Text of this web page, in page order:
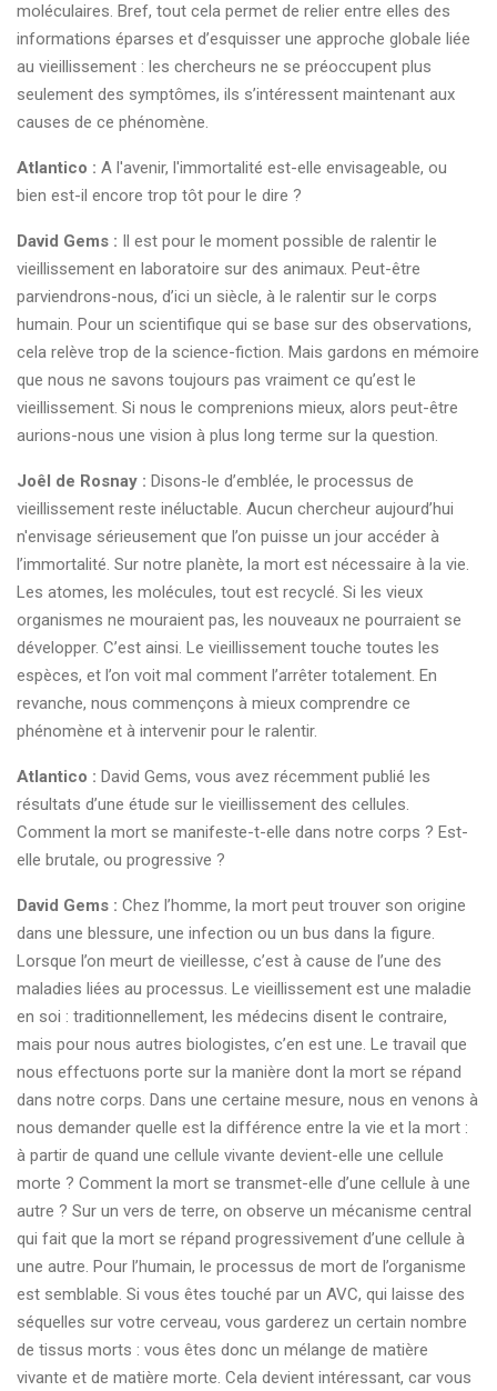
moléculaires. Bref, tout cela permet de relier entre elles des
informations éparses et d’esquisser une approche globale liée
au vieillissement : les chercheurs ne se préoccupent plus
seulement des symptômes, ils s’intéressent maintenant aux
causes de ce phénomène.
Atlantico : A l'avenir, l'immortalité est-elle envisageable, ou
bien est-il encore trop tôt pour le dire ?
David Gems : Il est pour le moment possible de ralentir le
vieillissement en laboratoire sur des animaux. Peut-être
parviendrons-nous, d’ici un siècle, à le ralentir sur le corps
humain. Pour un scientifique qui se base sur des observations,
cela relève trop de la science-fiction. Mais gardons en mémoire
que nous ne savons toujours pas vraiment ce qu’est le
vieillissement. Si nous le comprenions mieux, alors peut-être
aurions-nous une vision à plus long terme sur la question.
Joêl de Rosnay : Disons-le d’emblée, le processus de
vieillissement reste inéluctable. Aucun chercheur aujourd’hui
n'envisage sérieusement que l’on puisse un jour accéder à
l’immortalité. Sur notre planète, la mort est nécessaire à la vie.
Les atomes, les molécules, tout est recyclé. Si les vieux
organismes ne mouraient pas, les nouveaux ne pourraient se
développer. C’est ainsi. Le vieillissement touche toutes les
espèces, et l’on voit mal comment l’arrêter totalement. En
revanche, nous commençons à mieux comprendre ce
phénomène et à intervenir pour le ralentir.
Atlantico : David Gems, vous avez récemment publié les
résultats d’une étude sur le vieillissement des cellules.
Comment la mort se manifeste-t-elle dans notre corps ? Est-
elle brutale, ou progressive ?
David Gems : Chez l’homme, la mort peut trouver son origine
dans une blessure, une infection ou un bus dans la figure.
Lorsque l’on meurt de vieillesse, c’est à cause de l’une des
maladies liées au processus. Le vieillissement est une maladie
en soi : traditionnellement, les médecins disent le contraire,
mais pour nous autres biologistes, c’en est une. Le travail que
nous effectuons porte sur la manière dont la mort se répand
dans notre corps. Dans une certaine mesure, nous en venons à
nous demander quelle est la différence entre la vie et la mort :
à partir de quand une cellule vivante devient-elle une cellule
morte ? Comment la mort se transmet-elle d’une cellule à une
autre ? Sur un vers de terre, on observe un mécanisme central
qui fait que la mort se répand progressivement d’une cellule à
une autre. Pour l’humain, le processus de mort de l’organisme
est semblable. Si vous êtes touché par un AVC, qui laisse des
séquelles sur votre cerveau, vous garderez un certain nombre
de tissus morts : vous êtes donc un mélange de matière
vivante et de matière morte. Cela devient intéressant, car vous